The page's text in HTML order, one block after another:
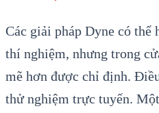
Các giải pháp Dyne có thể
thí nghiệm, nhưng trong
mẽ hơn được chỉ định.
thử nghiệm trực tuyến.